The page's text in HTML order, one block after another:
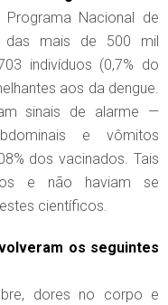
Nacional de
das mais de 500 mil
indivíduos (0,7% do
aos da dengue.
sinais de alarme —
e vômitos
dos vacinados. Tais
e não haviam se
científicos.
os seguintes
dores no corpo e